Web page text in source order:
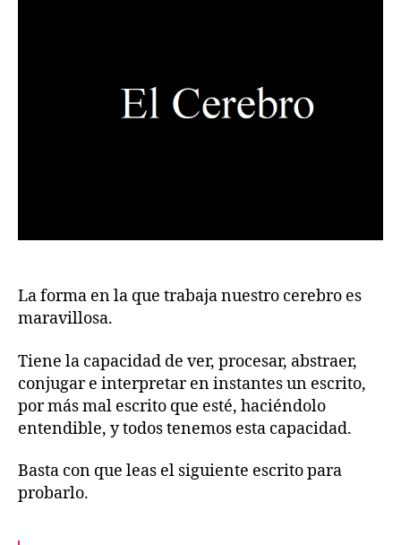
La forma en la que trabaja nuestro cerebro es
maravillosa.
Tiene la capacidad de ver, procesar, abstraer,
conjugar e interpretar en instantes un escrito,
por más mal escrito que esté, haciéndolo
entendible, y todos tenemos esta capacidad.
Basta con que leas el siguiente escrito para
probarlo.